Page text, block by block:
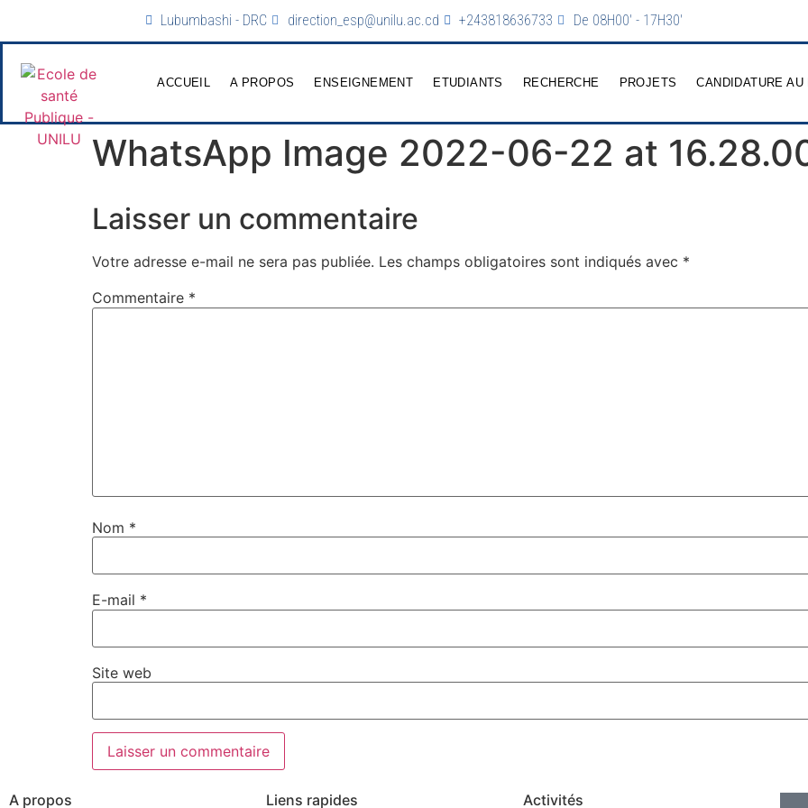
Lubumbashi - DRC direction_esp@unilu.ac.cd +243818636733 De 08H00' - 17H30'
ACCUEIL A PROPOS ENSEIGNEMENT ETUDIANTS RECHERCHE PROJETS CANDIDATURE AU
WhatsApp Image 2022-06-22 at
Laisser un commentaire
Votre adresse e-mail ne sera pas publiée. Les champs obligatoires sont indiqués avec *
Commentaire *
Nom *
E-mail *
Site web
A propos Liens rapides Activités